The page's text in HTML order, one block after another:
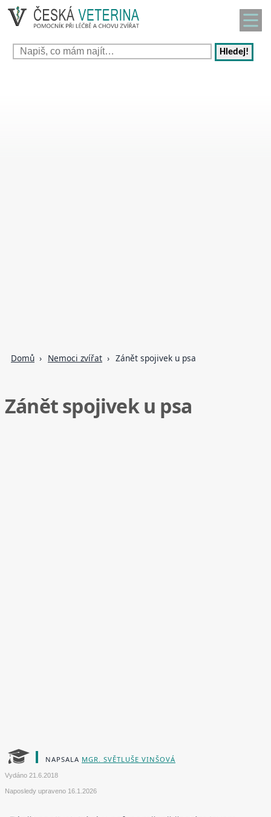
Hledej!
Domů Nemoci zvířat Zánět spojivek u psa
Zánět spojivek u psa
NAPSALA MGR. SVĚTLUŠE VINŠOVÁ
Vydáno 21.6.2018
Naposledy upraveno 16.1.2026